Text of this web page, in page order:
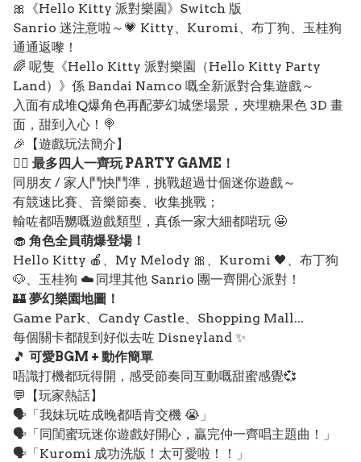
🎀《Hello Kitty 派對樂園》Switch 版
Sanrio 迷注意啦～💗 Kitty、Kuromi、布丁狗、玉桂狗
通通返嚟！
🌈 呢隻《Hello Kitty 派對樂園（Hello Kitty Party
Land）》係 Bandai Namco 嘅全新派對合集遊戲～
入面有成堆Q爆角色再配夢幻城堡場景，夾埋糖果色 3D 畫
面，甜到入心！🍭
🎉【遊戲玩法簡介】
👯‍♀️ 最多四人一齊玩 PARTY GAME！
同朋友 / 家人鬥快鬥準，挑戰超過廿個迷你遊戲～
有競速比賽、音樂節奏、收集挑戰；
輸咗都唔嬲嘅遊戲類型，真係一家大細都啱玩 🤩
🧁 角色全員萌爆登場！
Hello Kitty 🍎、My Melody 🎀、Kuromi 🖤、布丁狗
🐶、玉桂狗 ☁️ 同埋其他 Sanrio 團一齊開心派對！
🏰 夢幻樂園地圖！
Game Park、Candy Castle、Shopping Mall...
每個關卡都靚到好似去咗 Disneyland ✨
🎵 可愛BGM + 動作簡單
唔識打機都玩得開，感受節奏同互動嘅甜蜜感覺💞
💬【玩家熱話】
🗣️「我妹玩咗成晚都唔肯交機 😭」
🗣️「同閨蜜玩迷你遊戲好開心，贏完仲一齊唱主題曲！」
🗣️「Kuromi 成功洗版！太可愛啦！！」